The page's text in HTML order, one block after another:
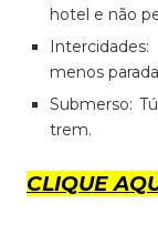
hotel e não
menos
Submerso:
trem.
CLIQUE